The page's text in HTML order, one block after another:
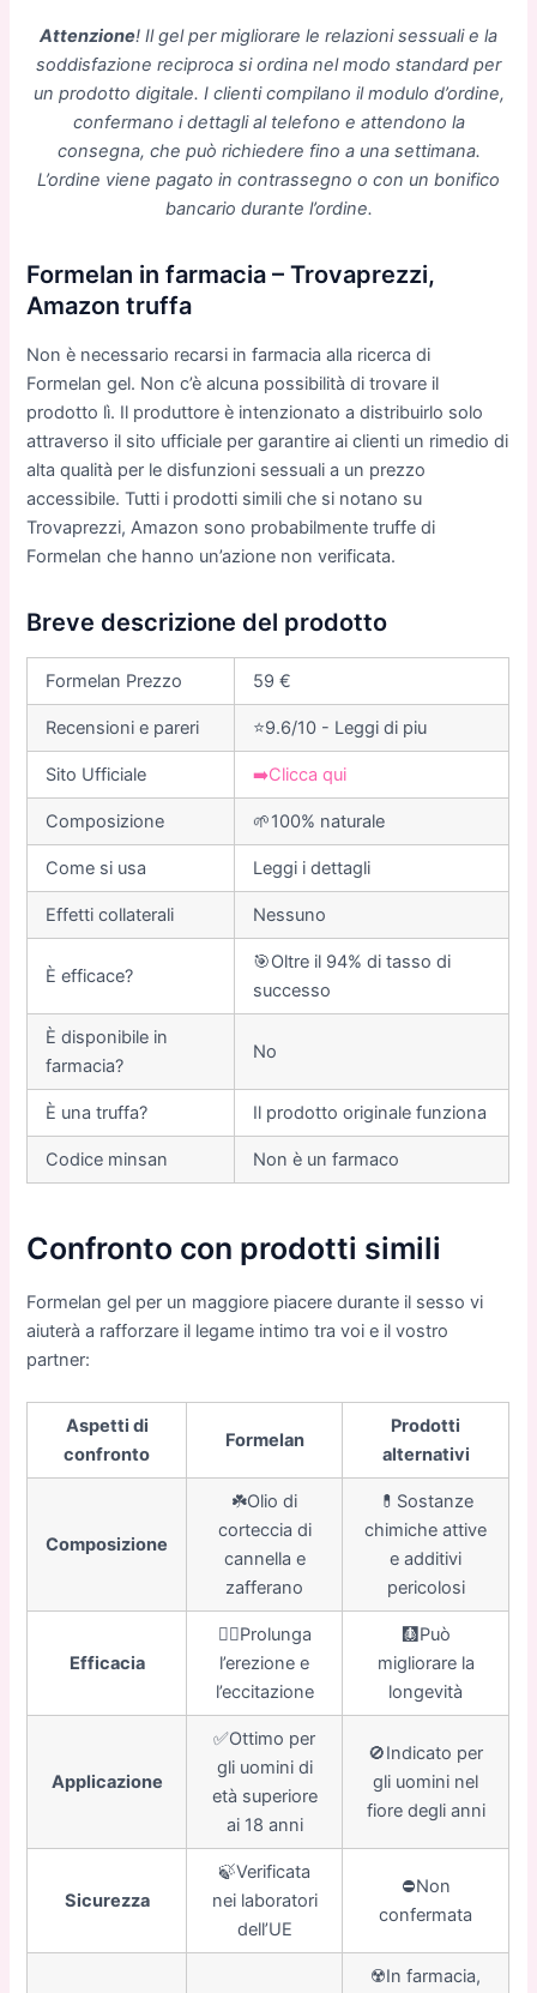
Attenzione! Il gel per migliorare le relazioni sessuali e la
soddisfazione reciproca si ordina nel modo standard per
un prodotto digitale. I clienti compilano il modulo d’ordine,
confermano i dettagli al telefono e attendono la
consegna, che può richiedere fino a una settimana.
L’ordine viene pagato in contrassegno o con un bonifico
bancario durante l’ordine.
Formelan in farmacia – Trovaprezzi,
Amazon truffa
Non è necessario recarsi in farmacia alla ricerca di
Formelan gel. Non c’è alcuna possibilità di trovare il
prodotto lì. Il produttore è intenzionato a distribuirlo solo
attraverso il sito ufficiale per garantire ai clienti un rimedio di
alta qualità per le disfunzioni sessuali a un prezzo
accessibile. Tutti i prodotti simili che si notano su
Trovaprezzi, Amazon sono probabilmente truffe di
Formelan che hanno un’azione non verificata.
Breve descrizione del prodotto
Formelan Prezzo 59 €
Recensioni e pareri ⭐9.6/10 - Leggi di piu
Sito Ufficiale ➡️Clicca qui
Composizione 🌱100% naturale
Come si usa Leggi i dettagli
Еffetti collaterali Nessuno
È efficace?
🎯Oltre il 94% di tasso di
successo
È disponibile in
farmacia?
No
È una truffa? Il prodotto originale funziona
Codice minsan Non è un farmaco
Confronto con prodotti simili
Formelan gel per un maggiore piacere durante il sesso vi
aiuterà a rafforzare il legame intimo tra voi e il vostro
partner:
Aspetti di
confronto
Formelan
Prodotti
alternativi
Composizione
☘️Olio di
corteccia di
cannella e
zafferano
💊Sostanze
chimiche attive
e additivi
pericolosi
Efficacia
👍🏼Prolunga
l’erezione e
l’eccitazione
🩻Può
migliorare la
longevità
Applicazione
✅Ottimo per
gli uomini di
età superiore
ai 18 anni
🚫Indicato per
gli uomini nel
fiore degli anni
Sicurezza
🍃Verificata
nei laboratori
dell’UE
⛔️Non
confermata
☢️In farmacia,